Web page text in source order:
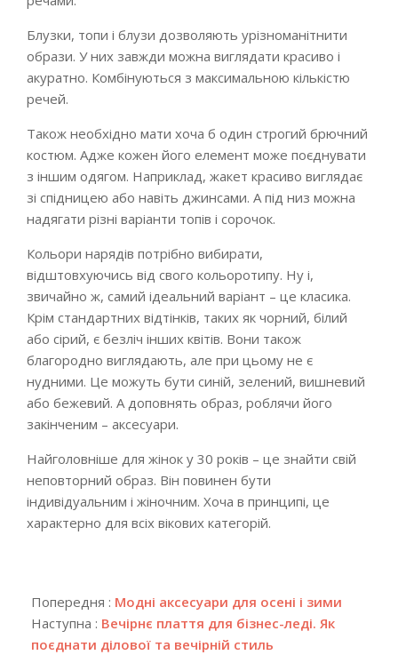
Блузки, топи і блузи дозволяють урізноманітнити
образи. У них завжди можна виглядати красиво і
акуратно. Комбінуються з максимальною кількістю
речей.
Також необхідно мати хоча б один строгий брючний
костюм. Адже кожен його елемент може поєднувати
з іншим одягом. Наприклад, жакет красиво виглядає
зі спідницею або навіть джинсами. А під низ можна
надягати різні варіанти топів і сорочок.
Кольори нарядів потрібно вибирати,
відштовхуючись від свого кольоротипу. Ну і,
звичайно ж, самий ідеальний варіант – це класика.
Крім стандартних відтінків, таких як чорний, білий
або сірий, є безліч інших квітів. Вони також
благородно виглядають, але при цьому не є
нудними. Це можуть бути синій, зелений, вишневий
або бежевий. А доповнять образ, роблячи його
закінченим – аксесуари.
Найголовніше для жінок у 30 років – це знайти свій
неповторний образ. Він повинен бути
індивідуальним і жіночним. Хоча в принципі, це
характерно для всіх вікових категорій.
12-
20
Попередня : Модні аксесуари для осені і зими
Наступна : Вечірнє плаття для бізнес-леді. Як
поєднати ділової та вечірній стиль